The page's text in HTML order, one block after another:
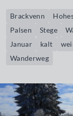
Brackvenn
Palsen
Stege
Januar
kalt
Wanderweg